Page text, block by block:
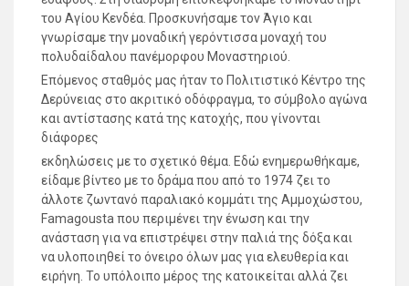
του Αγίου Κενδέα. Προσκυνήσαμε τον Άγιο και
γνωρίσαμε την μοναδική γερόντισσα μοναχή του
πολυδαίδαλου πανέμορφου Μοναστηριού.
Επόμενος σταθμός μας ήταν το Πολιτιστικό Κέντρο της
Δερύνειας στο ακριτικό οδόφραγμα, το σύμβολο αγώνα
και αντίστασης κατά της κατοχής, που γίνονται
διάφορες
εκδηλώσεις με το σχετικό θέμα. Εδώ ενημερωθήκαμε,
είδαμε βίντεο με το δράμα που από το 1974 ζει το
άλλοτε ζωντανό παραλιακό κομμάτι της Αμμοχώστου,
Famagousta που περιμένει την ένωση και την
ανάσταση για να επιστρέψει στην παλιά της δόξα και
να υλοποιηθεί το όνειρο όλων μας για ελευθερία και
ειρήνη. Το υπόλοιπο μέρος της κατοικείται αλλά ζει